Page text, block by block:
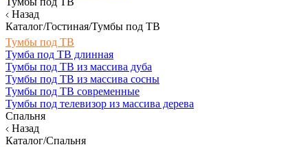
Назад
Каталог/Гостиная/Тумбы под ТВ
Тумбы под ТВ
Тумба под ТВ длинная
Тумбы под ТВ из массива дуба
Тумбы под ТВ из массива сосны
Тумбы под ТВ современные
Тумбы под телевизор из массива дерева
Спальня
Назад
Каталог/Спальня